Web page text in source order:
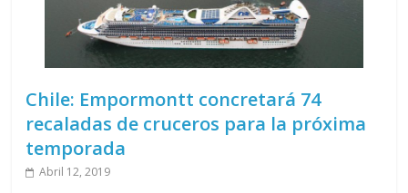
Chile: Empormontt concretará 74
recaladas de cruceros para la próxima
temporada
Abril 12, 2019